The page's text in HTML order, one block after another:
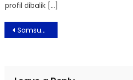
profil dibalik […]
Post
navigation
Samsung Rilis Neo QLED 8K: TV Canggih dengan Dukungan AI